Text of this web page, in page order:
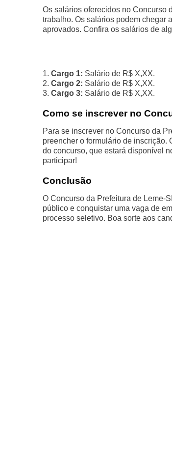
Os salários oferecidos no Concurso
trabalho. Os salários podem chegar
aprovados. Confira os salários de
1. Cargo 1: Salário de R$ X,XX.
2. Cargo 2: Salário de R$ X,XX.
3. Cargo 3: Salário de R$ X,XX.
Como se inscrever no
Para se inscrever no Concurso da
preencher o formulário de inscrição.
do concurso, que estará disponível
participar!
Conclusão
O Concurso da Prefeitura de Leme-
público e conquistar uma vaga de
processo seletivo. Boa sorte aos